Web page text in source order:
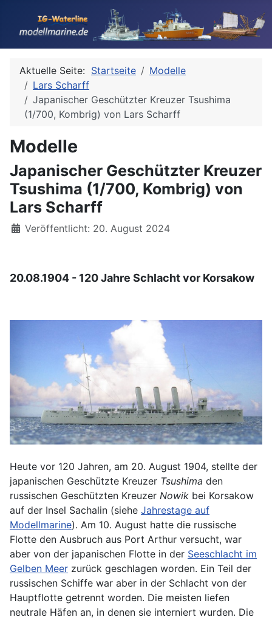
Aktuelle Seite: Startseite
Modelle
Lars Scharff
Japanischer Geschützter Kreuzer Tsushima
(1/700, Kombrig) von Lars Scharff
Modelle
Japanischer Geschützter Kreuzer
Tsushima (1/700, Kombrig) von
Lars Scharff
Details
Veröffentlicht: 20. August 2024
20.08.1904 - 120 Jahre Schlacht vor Korsakow
Heute vor 120 Jahren, am 20. August 1904, stellte der
japanischen Geschützte Kreuzer Tsushima den
russischen Geschützten Kreuzer Nowik bei Korsakow
auf der Insel Sachalin (siehe Jahrestage auf
Modellmarine). Am 10. August hatte die russische
Flotte den Ausbruch aus Port Arthur versucht, war
aber von der japanischen Flotte in der Seeschlacht im
Gelben Meer zurück geschlagen worden. Ein Teil der
russischen Schiffe war aber in der Schlacht von der
Hauptflotte getrennt worden. Die meisten liefen
neutrale Häfen an, in denen sie interniert wurden. Die